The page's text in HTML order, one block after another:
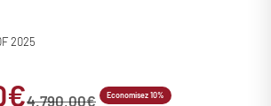
2025
Prix normal
4.790,00€ Economisez 10%